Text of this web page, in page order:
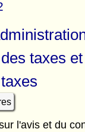
taxes
l'avis et du